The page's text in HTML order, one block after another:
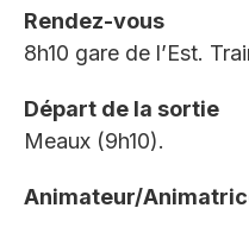
Rendez-vous
8h10 gare de l’Est.
Départ de la sortie
Meaux (9h10).
Animateur/